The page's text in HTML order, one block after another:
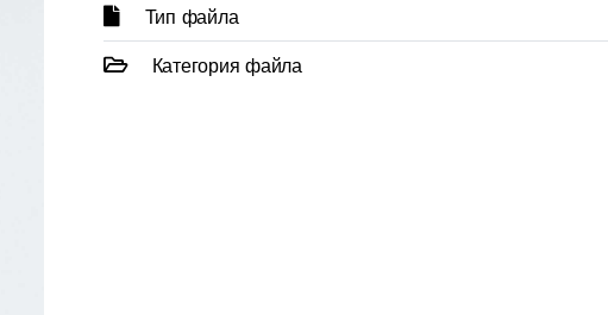
Тип файла
Категория файла